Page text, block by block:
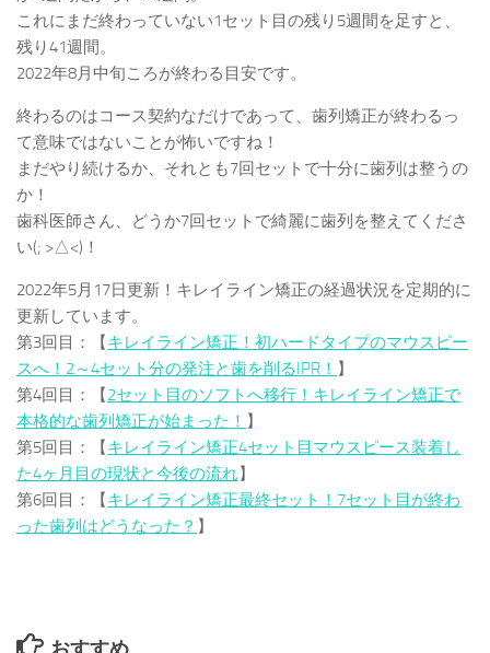
これにまだ終わっていない1セット目の残り5週間を足すと、
残り41週間。
2022年8月中旬ころが終わる目安です。
終わるのはコース契約なだけであって、歯列矯正が終わるっ
て意味ではないことが怖いですね！
まだやり続けるか、それとも7回セットで十分に歯列は整うの
か！
歯科医師さん、どうか7回セットで綺麗に歯列を整えてくださ
い(; >△<)！
2022年5月17日更新！キレイライン矯正の経過状況を定期的に
更新しています。
第3回目：【キレイライン矯正！初ハードタイプのマウスピー
スへ！2～4セット分の発注と歯を削るIPR！ 】
第4回目：【2セット目のソフトへ移行！キレイライン矯正で
本格的な歯列矯正が始まった！ 】
第5回目：【キレイライン矯正4セット目マウスピース装着し
た4ヶ月目の現状と今後の流れ】
第6回目：【キレイライン矯正最終セット！7セット目が終わ
った歯列はどうなった？ 】